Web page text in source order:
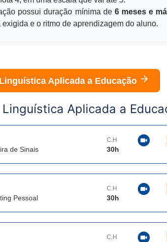
possui duração mínima de 6 meses e
e o ritmo de aprendizagem do aluno.
Linguística Aplicada a Educação
Linguística Aplicada a
de Sinais
C.H
30h
Pessoal
C.H
30h
C.H